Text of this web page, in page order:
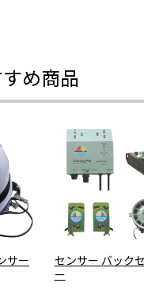
め商品
サー
センサー バック
ー